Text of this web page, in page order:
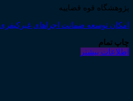
پژوهشگاه قوه قضاییه
امکان توسعه ضمانت اجراهای
چاپ تمام
اطلاعات بیشتر